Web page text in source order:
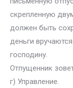
скрепленную
должен быть
деньги
господину.
Отпущенник
г) Управление.